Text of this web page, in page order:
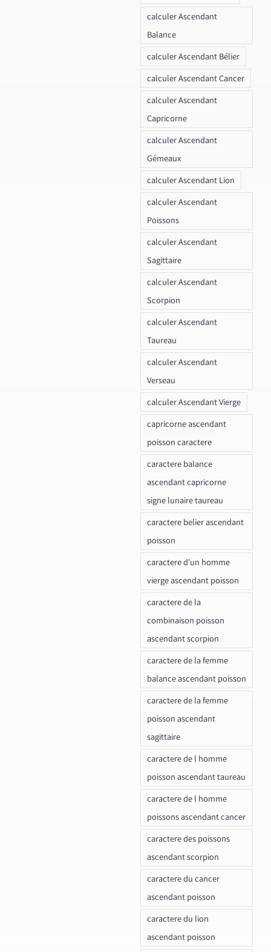
calculer Ascendant
Balance
calculer Ascendant Bélier
calculer Ascendant Cancer
calculer Ascendant
Capricorne
calculer Ascendant
Gémeaux
calculer Ascendant Lion
calculer Ascendant
Poissons
calculer Ascendant
Sagittaire
calculer Ascendant
Scorpion
calculer Ascendant
Taureau
calculer Ascendant
Verseau
calculer Ascendant Vierge
capricorne ascendant
poisson caractere
caractere balance
ascendant capricorne
signe lunaire taureau
caractere belier ascendant
poisson
caractere d'un homme
vierge ascendant poisson
caractere de la
combinaison poisson
ascendant scorpion
caractere de la femme
balance ascendant poisson
caractere de la femme
poisson ascendant
sagittaire
caractere de l homme
poisson ascendant taureau
caractere de l homme
poissons ascendant cancer
caractere des poissons
ascendant scorpion
caractere du cancer
ascendant poisson
caractere du lion
ascendant poisson